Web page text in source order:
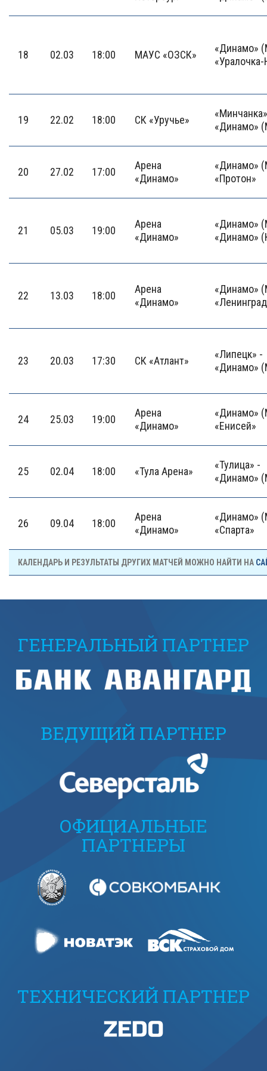
18 02.03 18:00 МАУС «ОЗСК»
«Динамо»
19 22.02 18:00 СК «Уручье»
«Динамо»
20 27.02 17:00
Арена
«Динамо»
«Динамо»
«Протон»
21 05.03 19:00
Арена
«Динамо»
«Динамо»
«Динамо»
22 13.03 18:00
Арена
«Динамо»
«Динамо»
23 20.03 17:30 СК «Атлант»
«Липецк» -
«Динамо»
24 25.03 19:00
Арена
«Динамо»
«Динамо»
«Енисей»
25 02.04 18:00 «Тула Арена»
«Тулица» -
«Динамо»
26 09.04 18:00
Арена
«Динамо»
«Динамо»
«Спарта»
КАЛЕНДАРЬ И РЕЗУЛЬТАТЫ ДРУГИХ МАТЧЕЙ МОЖНО НАЙТИ НА
ГЕНЕРАЛЬНЫЙ ПАРТНЕР
ВЕДУЩИЙ ПАРТНЕР
ОФИЦИАЛЬНЫЕ
ПАРТНЕРЫ
ТЕХНИЧЕСКИЙ ПАРТНЕР